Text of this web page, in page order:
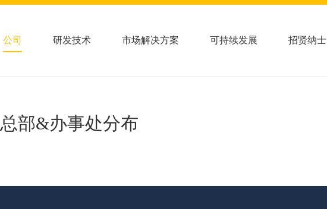
公司 研发技术 市场解决方案 可持续发展 招贤纳士
总部&办事处分布